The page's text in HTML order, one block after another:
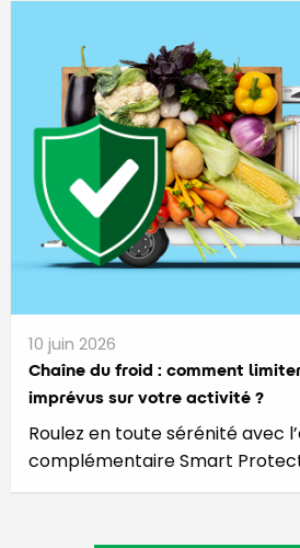
10 juin 2026
Chaîne du froid : comment
imprévus sur votre activité ?
Roulez en toute sérénité avec
complémentaire Smart